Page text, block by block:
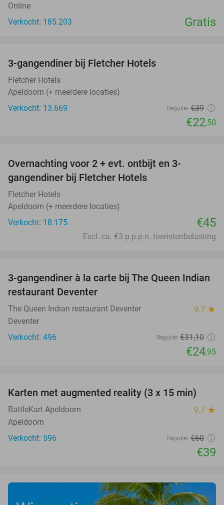
Online
Verkocht: 185.203
Gratis
3-gangendiner bij Fletcher Hotels
Fletcher Hotels
Apeldoorn (+ meerdere locaties)
Verkocht: 13.669
Regulier €39
€22,50
Overnachting voor 2 + evt. ontbijt en 3-
gangendiner bij Fletcher Hotels
Fletcher Hotels
Apeldoorn (+ meerdere locaties)
Verkocht: 18.175
€45
Excl. ca. €3 p.p.p.n. toeristenbelasting
20%
3-gangendiner à la carte bij The Queen Indian
restaurant Deventer
The Queen Indian restaurant Deventer 9.7 star
Deventer
Verkocht: 496
Regulier €31,10
€24,95
35%
Karten met augmented reality (3 x 15 min)
BattleKart Apeldoorn 9.7 star
Apeldoorn
Verkocht: 596
Regulier €60
€39